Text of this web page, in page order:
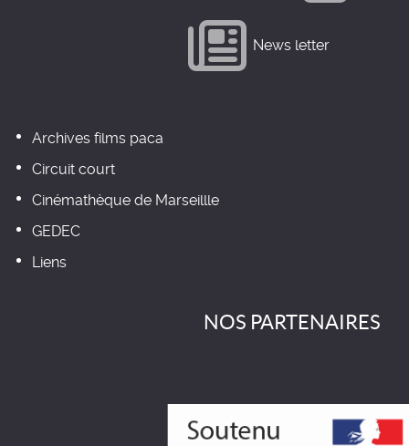
News letter
Archives films paca
Circuit court
Cinémathèque de Marseillle
GEDEC
Liens
NOS PARTENAIRES